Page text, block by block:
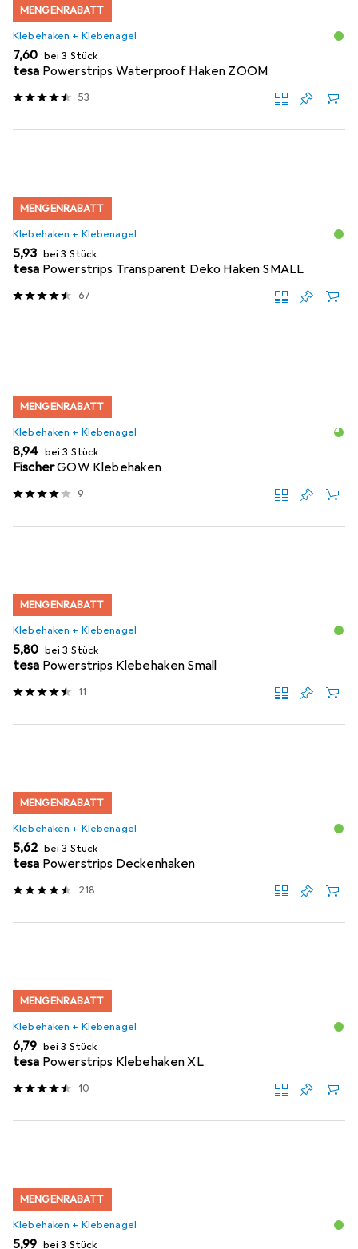
MENGENRABATT
Klebehaken + Klebenagel
EUR
7,60 bei 3 Stück
tesa Powerstrips Waterproof Haken ZOOM
53
MENGENRABATT
Klebehaken + Klebenagel
EUR
5,93 bei 3 Stück
tesa Powerstrips Transparent Deko Haken SMALL
67
MENGENRABATT
Klebehaken + Klebenagel
EUR
8,94 bei 3 Stück
FischerGOW Klebehaken
9
MENGENRABATT
Klebehaken + Klebenagel
EUR
5,80 bei 3 Stück
tesa Powerstrips Klebehaken Small
11
MENGENRABATT
Klebehaken + Klebenagel
EUR
5,62 bei 3 Stück
tesa Powerstrips Deckenhaken
218
MENGENRABATT
Klebehaken + Klebenagel
EUR
6,79 bei 3 Stück
tesa Powerstrips Klebehaken XL
10
MENGENRABATT
Klebehaken + Klebenagel
EUR
5,99 bei 3 Stück